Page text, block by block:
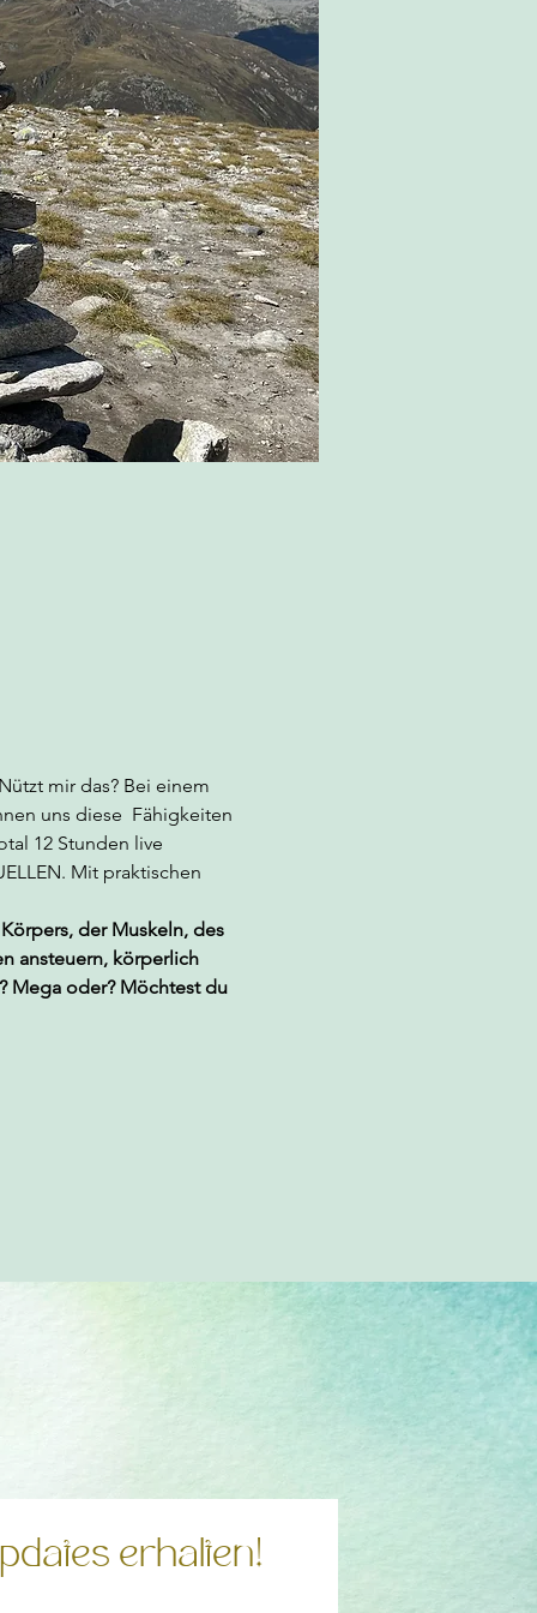
mir das? Bei einem
uns diese  Fähigkeiten
12 Stunden live
Mit praktischen
der Muskeln, des
ansteuern, körperlich
Mega oder? Möchtest du
erhalten!